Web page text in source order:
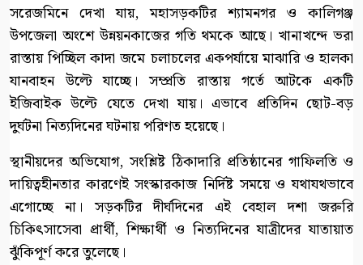
​সরেজমিনে দেখা যায়, মহাসড়কটির শ্যামনগর ও কালিগঞ্জ
উপজেলা অংশে উন্নয়নকাজের গতি থমকে আছে। খানাখন্দে ভরা
রাস্তায় পিচ্ছিল কাদা জমে চলাচলের একপর্যায়ে মাঝারি ও হালকা
যানবাহন উল্টে যাচ্ছে। সম্প্রতি রাস্তায় গর্তে আটকে একটি
ইজিবাইক উল্টে যেতে দেখা যায়। এভাবে প্রতিদিন ছোট-বড়
দুর্ঘটনা নিত্যদিনের ঘটনায় পরিণত হয়েছে।
​স্থানীয়দের অভিযোগ, সংশ্লিষ্ট ঠিকাদারি প্রতিষ্ঠানের গাফিলতি ও
দায়িত্বহীনতার কারণেই সংস্কারকাজ নির্দিষ্ট সময়ে ও যথাযথভাবে
এগোচ্ছে না। সড়কটির দীর্ঘদিনের এই বেহাল দশা জরুরি
চিকিৎসাসেবা প্রার্থী, শিক্ষার্থী ও নিত্যদিনের যাত্রীদের যাতায়াত
ঝুঁকিপূর্ণ করে তুলেছে।